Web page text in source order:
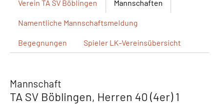
Verein TA SV Böblingen Mannschaften
Namentliche Mannschaftsmeldung
Begegnungen Spieler LK-Vereinsübersicht
Mannschaft
TA SV Böblingen, Herren 40 (4er) 1